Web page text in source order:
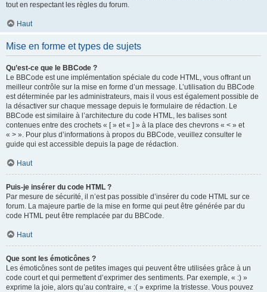
tout en respectant les règles du forum.
Haut
Mise en forme et types de sujets
Qu’est-ce que le BBCode ?
Le BBCode est une implémentation spéciale du code HTML, vous offrant un
meilleur contrôle sur la mise en forme d’un message. L’utilisation du BBCode
est déterminée par les administrateurs, mais il vous est également possible de
la désactiver sur chaque message depuis le formulaire de rédaction. Le
BBCode est similaire à l’architecture du code HTML, les balises sont
contenues entre des crochets « [ » et « ] » à la place des chevrons « < » et
« > ». Pour plus d’informations à propos du BBCode, veuillez consulter le
guide qui est accessible depuis la page de rédaction.
Haut
Puis-je insérer du code HTML ?
Par mesure de sécurité, il n’est pas possible d’insérer du code HTML sur ce
forum. La majeure partie de la mise en forme qui peut être générée par du
code HTML peut être remplacée par du BBCode.
Haut
Que sont les émoticônes ?
Les émoticônes sont de petites images qui peuvent être utilisées grâce à un
code court et qui permettent d’exprimer des sentiments. Par exemple, « :) »
exprime la joie, alors qu’au contraire, « :( » exprime la tristesse. Vous pouvez